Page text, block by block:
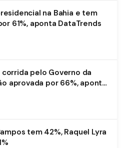
na Bahia e tem
61%, aponta DataTrends
pelo Governo da
aprovada por 66%, aponta
tem 42%, Raquel Lyra